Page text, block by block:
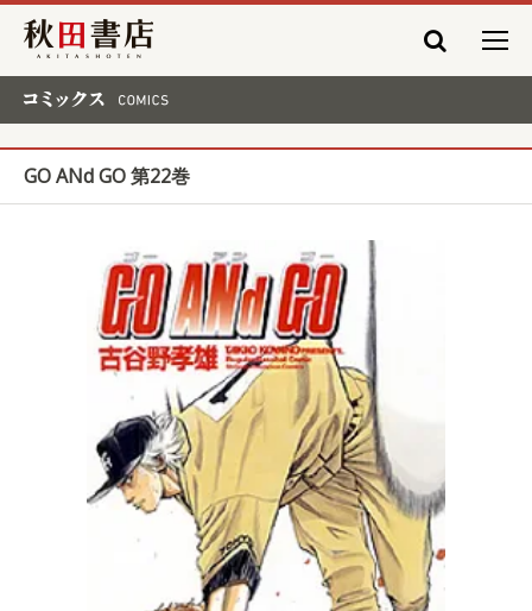
秋田書店
GO ANd GO 第22巻